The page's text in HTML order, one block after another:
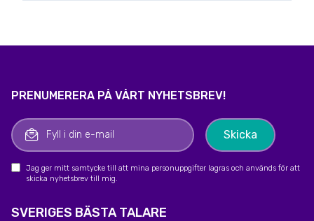
SVERIGES BÄSTA TALARE
PRENUMERERA PÅ VÅRT NYHETSBREV!
Jag ger mitt samtycke till att mina personuppgifter lagras och används för att
skicka nyhetsbrev till mig.